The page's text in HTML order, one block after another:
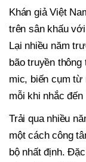
Khán giả Việt
trên sân khấu
Lại nhiều năm
bão truyền
mic, biến cụm từ
mỗi khi nhắc
Trải qua nhiều
một cách công
bộ nhất định.